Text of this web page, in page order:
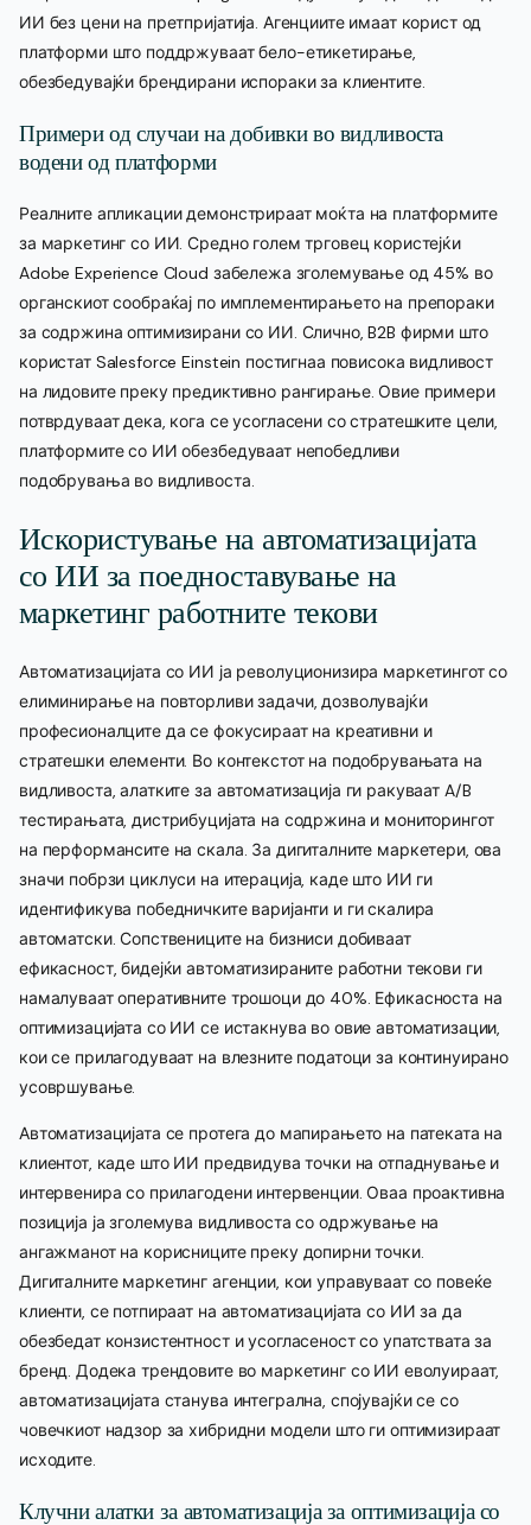
ИИ без цени на претпријатија. Агенциите имаат корист од
платформи што поддржуваат бело-етикетирање,
обезбедувајќи брендирани испораки за клиентите.
Примери од случаи на добивки во видливоста
водени од платформи
Реалните апликации демонстрираат моќта на платформите
за маркетинг со ИИ. Средно голем трговец користејќи
Adobe Experience Cloud забележа зголемување од 45% во
органскиот сообраќај по имплементирањето на препораки
за содржина оптимизирани со ИИ. Слично, B2B фирми што
користат Salesforce Einstein постигнаа повисока видливост
на лидовите преку предиктивно рангирање. Овие примери
потврдуваат дека, кога се усогласени со стратешките цели,
платформите со ИИ обезбедуваат непобедливи
подобрувања во видливоста.
Искористување на автоматизацијата
со ИИ за поедноставување на
маркетинг работните текови
Автоматизацијата со ИИ ја револуционизира маркетингот со
елиминирање на повторливи задачи, дозволувајќи
професионалците да се фокусираат на креативни и
стратешки елементи. Во контекстот на подобрувањата на
видливоста, алатките за автоматизација ги ракуваат A/B
тестирањата, дистрибуцијата на содржина и мониторингот
на перформансите на скала. За дигиталните маркетери, ова
значи побрзи циклуси на итерација, каде што ИИ ги
идентификува победничките варијанти и ги скалира
автоматски. Сопствениците на бизниси добиваат
ефикасност, бидејќи автоматизираните работни текови ги
намалуваат оперативните трошоци до 40%. Ефикасноста на
оптимизацијата со ИИ се истакнува во овие автоматизации,
кои се прилагодуваат на влезните податоци за континуирано
усовршување.
Автоматизацијата се протега до мапирањето на патеката на
клиентот, каде што ИИ предвидува точки на отпаднување и
интервенира со прилагодени интервенции. Оваа проактивна
позиција ја зголемува видливоста со одржување на
ангажманот на корисниците преку допирни точки.
Дигиталните маркетинг агенции, кои управуваат со повеќе
клиенти, се потпираат на автоматизацијата со ИИ за да
обезбедат конзистентност и усогласеност со упатствата за
бренд. Додека трендовите во маркетинг со ИИ еволуираат,
автоматизацијата станува интегрална, спојувајќи се со
човечкиот надзор за хибридни модели што ги оптимизираат
исходите.
Клучни алатки за автоматизација за оптимизација со